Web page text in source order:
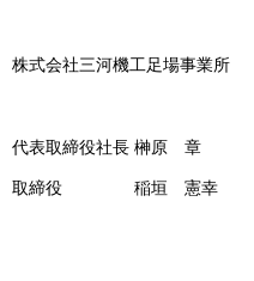
株式会社三河機工足場事業所
代表取締役社長 榊原 章
取締役 稲垣 憲幸